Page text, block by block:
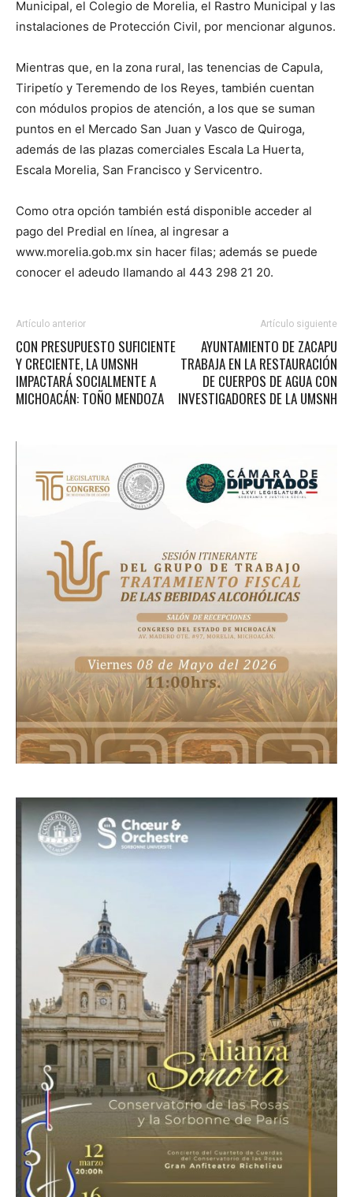
Municipal, el Colegio de Morelia, el Rastro Municipal y las
instalaciones de Protección Civil, por mencionar algunos.
Mientras que, en la zona rural, las tenencias de Capula,
Tiripetío y Teremendo de los Reyes, también cuentan
con módulos propios de atención, a los que se suman
puntos en el Mercado San Juan y Vasco de Quiroga,
además de las plazas comerciales Escala La Huerta,
Escala Morelia, San Francisco y Servicentro.
Como otra opción también está disponible acceder al
pago del Predial en línea, al ingresar a
www.morelia.gob.mx sin hacer filas; además se puede
conocer el adeudo llamando al 443 298 21 20.
Artículo anterior
CON PRESUPUESTO SUFICIENTE
Y CRECIENTE, LA UMSNH
IMPACTARÁ SOCIALMENTE A
MICHOACÁN: TOÑO MENDOZA
Artículo siguiente
AYUNTAMIENTO DE ZACAPU
TRABAJA EN LA RESTAURACIÓN
DE CUERPOS DE AGUA CON
INVESTIGADORES DE LA UMSNH